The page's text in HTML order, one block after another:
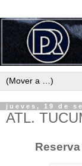
jueves, 19 de
ATL.